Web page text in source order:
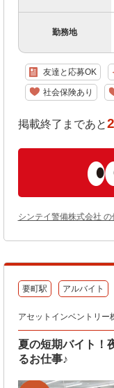
勤務地
友達と応募OK
社会保険あり
掲載終了まであと
シンテイ警備株式会社
要町駅 アルバイト
アセットインベントリ
夏の短期バイト！
るお仕事♪